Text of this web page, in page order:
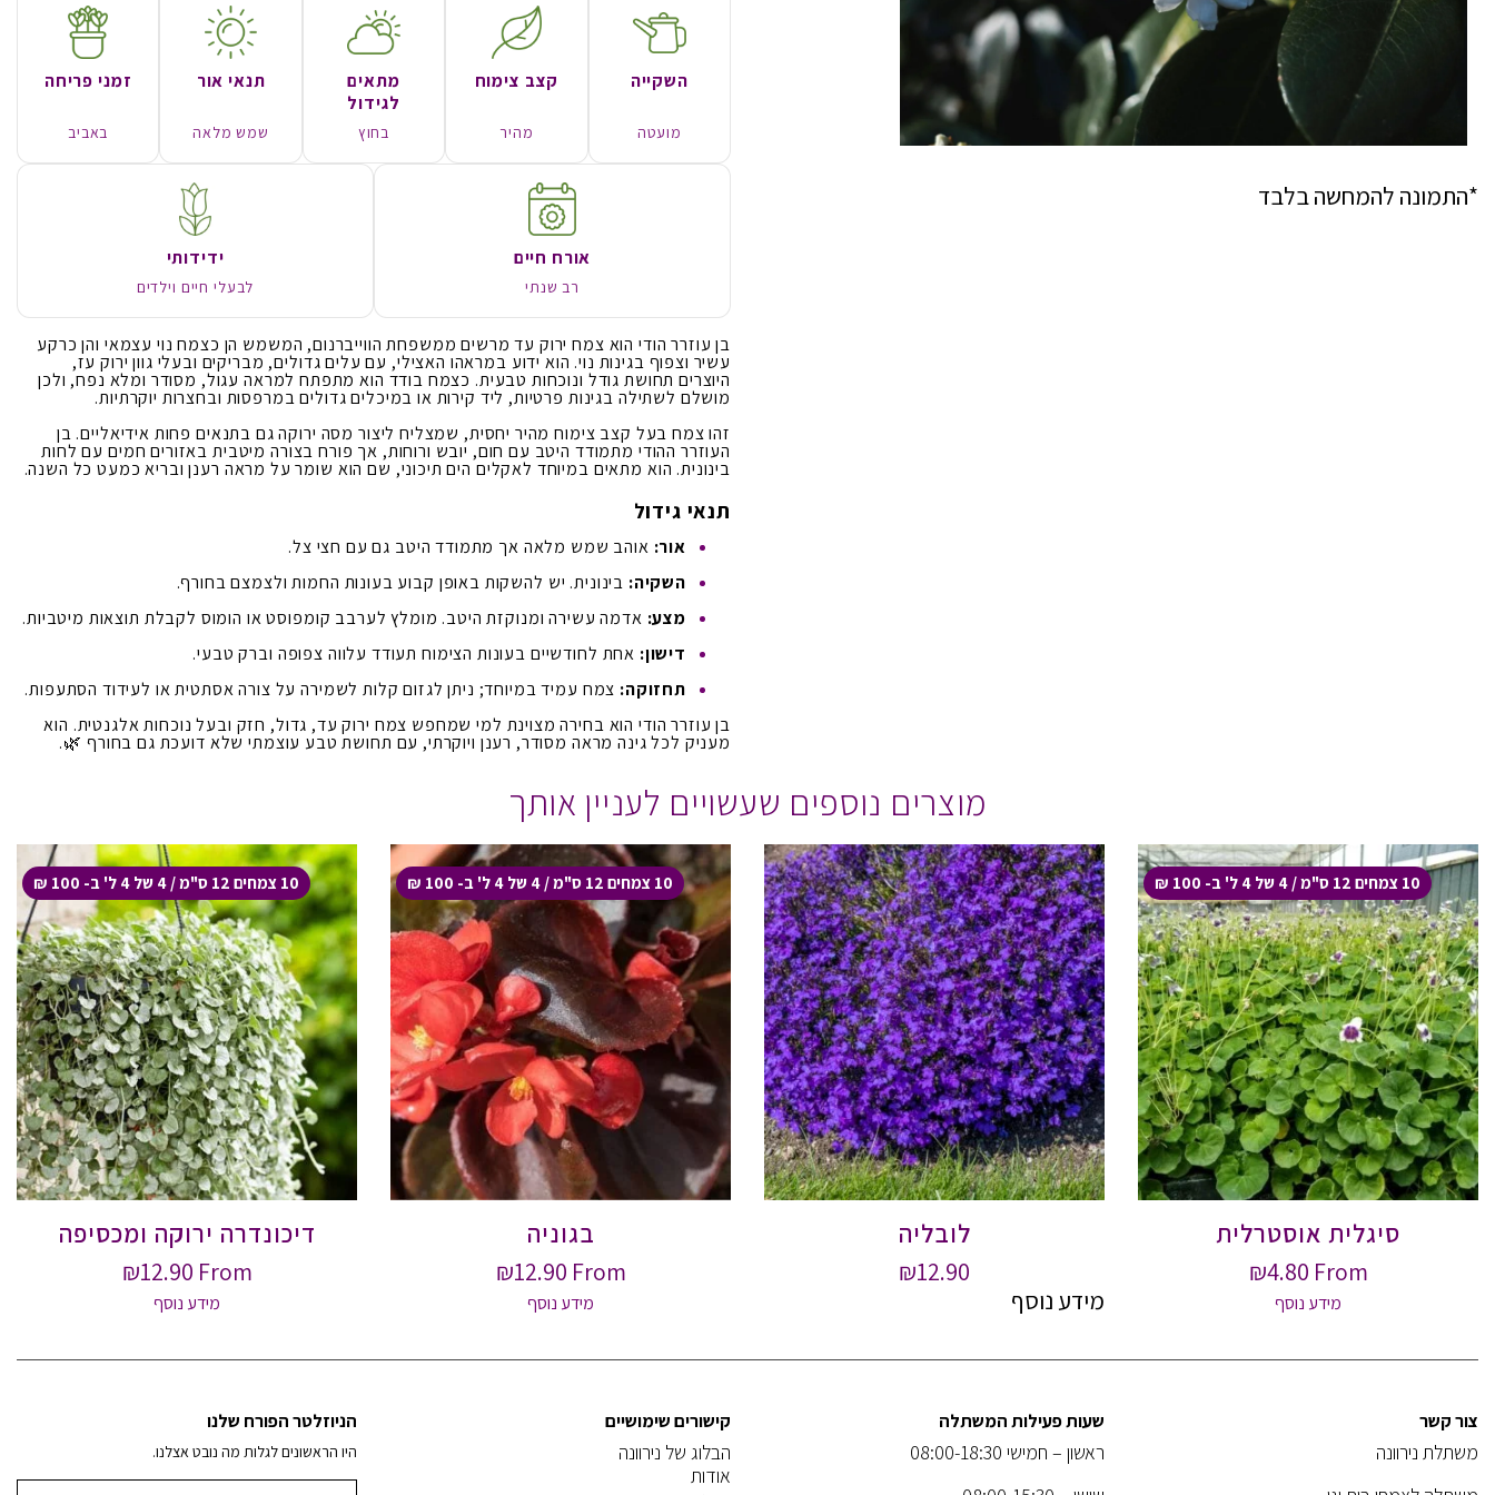
*התמונה להמחשה בלבד
השקייה
מועטה
קצב צימוח
מהיר
מתאים
לגידול
בחוץ
תנאי אור
שמש מלאה
זמני פריחה
באביב
אורח חיים
רב שנתי
ידידותי
לבעלי חיים וילדים
בן עוזרר הודי הוא צמח ירוק עד מרשים ממשפחת הווייברנום, המשמש הן כצמח נוי עצמאי והן כרקע
עשיר וצפוף בגינות נוי. הוא ידוע במראהו האצילי, עם עלים גדולים, מבריקים ובעלי גוון ירוק עז,
היוצרים תחושת גודל ונוכחות טבעית. כצמח בודד הוא מתפתח למראה עגול, מסודר ומלא נפח, ולכן
מושלם לשתילה בגינות פרטיות, ליד קירות או במיכלים גדולים במרפסות ובחצרות יוקרתיות.
זהו צמח בעל קצב צימוח מהיר יחסית, שמצליח ליצור מסה ירוקה גם בתנאים פחות אידיאליים. בן
העוזרר ההודי מתמודד היטב עם חום, יובש ורוחות, אך פורח בצורה מיטבית באזורים חמים עם לחות
בינונית. הוא מתאים במיוחד לאקלים הים תיכוני, שם הוא שומר על מראה רענן ובריא כמעט כל השנה.
תנאי גידול
אור: אוהב שמש מלאה אך מתמודד היטב גם עם חצי צל.
השקיה: בינונית. יש להשקות באופן קבוע בעונות החמות ולצמצם בחורף.
מצע: אדמה עשירה ומנוקזת היטב. מומלץ לערבב קומפוסט או הומוס לקבלת תוצאות מיטביות.
דישון: אחת לחודשיים בעונות הצימוח תעודד עלווה צפופה וברק טבעי.
תחזוקה: צמח עמיד במיוחד; ניתן לגזום קלות לשמירה על צורה אסתטית או לעידוד הסתעפות.
בן עוזרר הודי הוא בחירה מצוינת למי שמחפש צמח ירוק עד, גדול, חזק ובעל נוכחות אלגנטית. הוא
מעניק לכל גינה מראה מסודר, רענן ויוקרתי, עם תחושת טבע עוצמתי שלא דועכת גם בחורף 🌿.
מוצרים נוספים שעשויים לעניין אותך
10 צמחים 12 ס"מ / 4 של 4 ל' ב- 100 ₪
סיגלית אוסטרלית
From
₪4.80
מידע נוסף
לובליה
₪12.90
מידע נוסף
10 צמחים 12 ס"מ / 4 של 4 ל' ב- 100 ₪
בגוניה
From
₪12.90
מידע נוסף
10 צמחים 12 ס"מ / 4 של 4 ל' ב- 100 ₪
דיכונדרה ירוקה ומכסיפה
From
₪12.90
מידע נוסף
צור קשר
משתלת נירוונה
שעות פעילות המשתלה
ראשון – חמישי 08:00-18:30
קישורים שימושיים
הבלוג של נירוונה
אודות
הניוזלטר הפורח שלנו
היו הראשונים לגלות מה נובט אצלנו.